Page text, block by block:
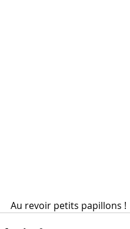
Au revoir petits papillons !